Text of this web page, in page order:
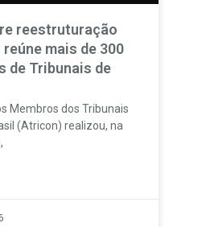
reestruturação
mais de 300
de Tribunais de
Membros dos Tribunais
(Atricon) realizou, na